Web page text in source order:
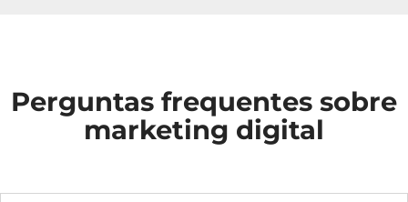
Perguntas frequentes sobre
marketing digital